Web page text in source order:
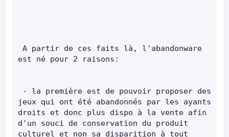
est né pour 2 raisons:
jeux qui ont été abandonnés par les ayants
droits et donc plus dispo à la vente afin
d'un souci de conservation du produit
culturel et non sa disparition à tout